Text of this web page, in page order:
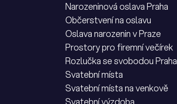
Narozeninová oslava Praha
Občerstvení na oslavu
Oslava narozenin v Praze
Prostory pro firemní večírek
Rozlučka se svobodou Praha
Svatební místa
Svatební místa na venkově